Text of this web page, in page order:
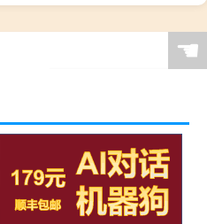
☚